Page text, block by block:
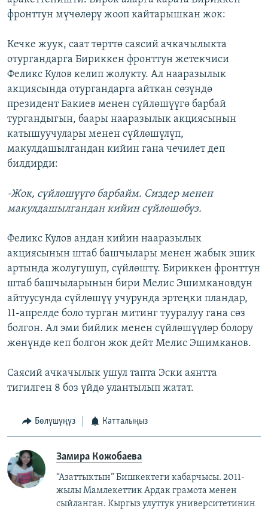
фронттун мүчөлөрү жооп кайтарышкан жок:
Кечке жуук, саат төрттө саясий ачкачылыкта
отургандарга Бириккен фронттун жетекчиси
Феликс Кулов келип жолукту. Ал нааразылык
акциясында отургандарга айткан сөзүндө
президент Бакиев менен сүйлөшүүгө барбай
тургандыгын, баары нааразылык акциясынын
катышуучулары менен сүйлөшүлүп,
макулдашылгандан кийин гана чечилет деп
билдирди:
-Жок, сүйлөшүүгө барбайм. Сиздер менен
макулдашылгандан кийин сүйлөшөбүз.
Феликс Кулов андан кийин нааразылык
акциясынын штаб башчылары менен жабык эшик
артында жолугушуп, сүйлөштү. Бириккен фронттун
штаб башчыларынын бири Мелис Эшимкановдун
айтуусунда сүйлөшүү учурунда эртеңки пландар,
11-апрелде боло турган митинг тууралуу гана сөз
болгон. Ал эми бийлик менен сүйлөшүүлөр болору
жөнүндө кеп болгон жок дейт Мелис Эшимканов.
Саясий ачкачылык ушул тапта Эски аянтта
тигилген 8 боз үйдө улантылып жатат.
Бөлүшүңүз Катталыңыз
Замира Кожобаева
“Азаттыктын” Бишкектеги кабарчысы. 2011-
жылы Мамлекеттик Ардак грамота менен
сыйланган. Кыргыз улуттук университетинин